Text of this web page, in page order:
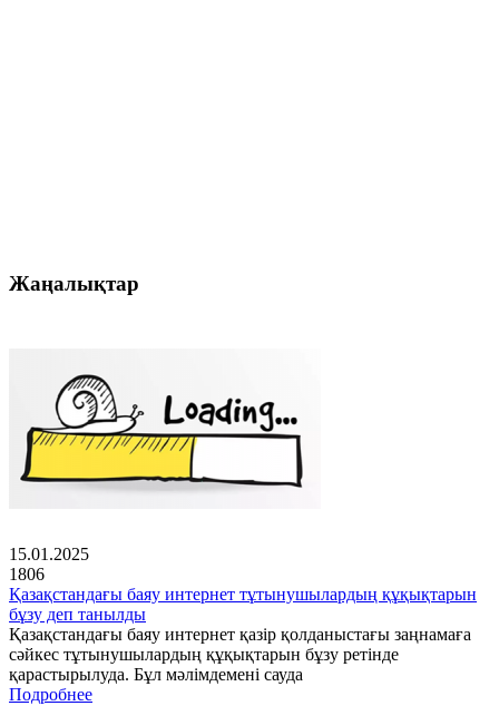
Жаңалықтар
15.01.2025
1806
Қазақстандағы баяу интернет тұтынушылардың құқықтарын
бұзу деп танылды
Қазақстандағы баяу интернет қазір қолданыстағы заңнамаға
сәйкес тұтынушылардың құқықтарын бұзу ретінде
қарастырылуда. Бұл мәлімдемені сауда
Подробнее